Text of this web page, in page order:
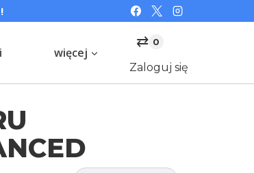
więcej
⇄ 0
Zaloguj się